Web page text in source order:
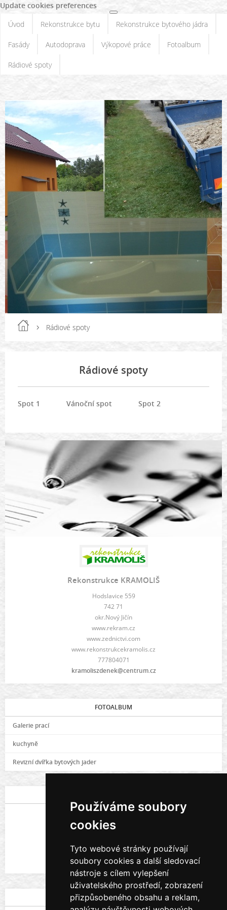
Používáme soubory
cookies
Tyto webové stránky používají
soubory cookies a další sledovací
nástroje s cílem vylepšení
uživatelského prostředí, zobrazení
přizpůsobeného obsahu a reklam,
Update cookies preferences
Úvod
Rekonstrukce bytu Rekonstrukce bytového jádra
Fasády Autodoprava Výkopové práce Fotoalbum
Rádiové spoty
Rádiové spoty
Rádiové spoty
Spot 1 Vánoční spot Spot 2
Rekonstrukce KRAMOLIŠ
Hodslavice 559
742 71
okr.Nový Jičín
www.rekram.cz
www.zednictvi.com
www.rekonstrukcekramolis.cz
777804071
kramoliszdenek@centrum.cz
FOTOALBUM
Galerie prací
kuchyně
Revizní dvířka bytových jader
Galerie prací
STATISTIKY